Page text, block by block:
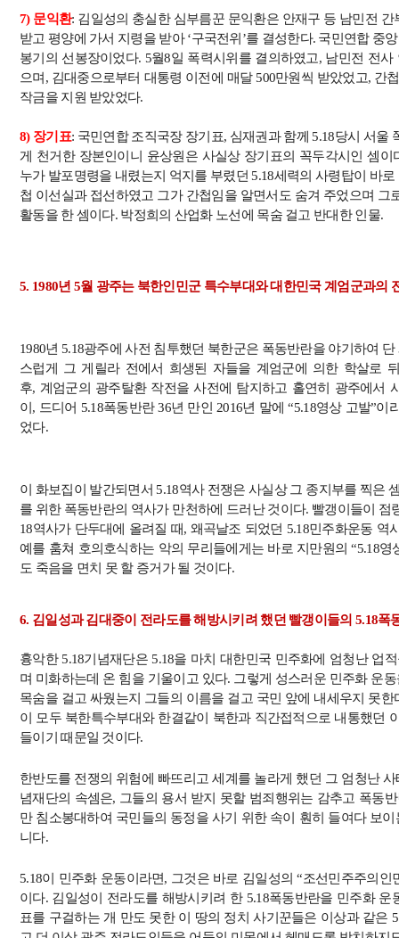
7) 문익환: 김일성의 충실한 심부름꾼 문익환은 안재구 등 남민전
받고 평양에 가서 지령을 받아‘구국전위 ’를 결성한다. 국민연합 중
봉기의 선봉장이었다. 5월8일 폭력시위를 결의하였고, 남민전 전사
으며 , 김대중으로부터 대통령 이전에 매달500만원씩 받았었고, 간
작금을 지원 받았었다.
8) 장기표: 국민연합 조직국장 장기표, 심재권과 함께 5.18당시 서울
게 천거한 장본인이니 윤상원은 사실상 장기표의 꼭두각시인 셈이
누가 발포명령을 내렸는지 억지를 부렸던 5.18세력의 사령탑이 바
첩 이선실과 접선하였고 그가 간첩임을 알면서도 숨겨 주었으며 그
활동을 한 셈이다. 박정희의 산업화 노선에 목숨 걸고 반대한 인물.
5. 1980년 5월 광주는 북한인민군 특수부대와 대한민국 계엄군과의
1980년 5.18광주에 사전 침투했던 북한군은 폭동반란을 야기하여 단
스럽게 그 게릴라 전에서 희생된 자들을 계엄군에 의한 학살로
후, 계엄군의 광주탈환 작전을 사전에 탐지하고 홀연히 광주에서
이 , 드디어 5.18폭동반란36년 만인 2016년 말에“5.18영상 고발”이
었다.
이 화보집이 발간되면서 5.18역사 전쟁은 사실상 그 종지부를 찍은
를 위한 폭동반란의 역사가 만천하에 드러난 것이다. 빨갱이들이 점
18역사가 단두대에 올려질 때, 왜곡날조 되었던 5.18민주화운동 역
예를 훔쳐 호의호식하는 악의 무리들에게는 바로 지만원의“5.18영
도 죽음을 면치 못 할 증거가 될 것이다.
6. 김일성과 김대중이 전라도를 해방시키려 했던 빨갱이들의 5.18폭
흉악한5.18기념재단은5.18을 마치 대한민국 민주화에 엄청난 업
며 미화하는데 온 힘을 기울이고 있다. 그렇게 성스러운 민주화 운
목숨을 걸고 싸웠는지 그들의 이름을 걸고 국민 앞에 내세우지 못한
이 모두 북한특수부대와 한결같이 북한과 직간접적으로 내통했던
들이기 때문일 것이다.
한반도를 전쟁의 위험에 빠뜨리고 세계를 놀라게 했던 그 엄청난
념재단의 속셈은, 그들의 용서 받지 못할 범죄행위는 감추고 폭동
만 침소봉대하여 국민들의 동정을 사기 위한 속이 훤히 들여다 보
니다.
5.18이 민주화 운동이라면, 그것은 바로 김일성의“조선민주주의인
이다. 김일성이 전라도를 해방시키려 한5.18폭동반란을 민주화 운
표를 구걸하는 개 만도 못한 이 땅의 정치 사기꾼들은 이상과 같은